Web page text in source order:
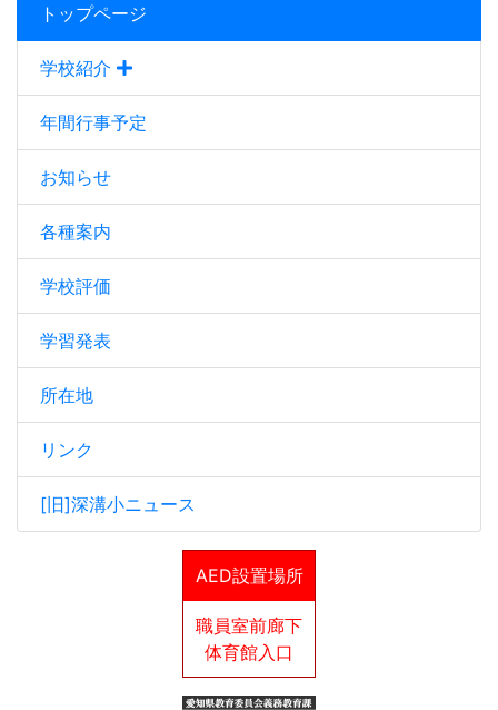
トップページ
学校紹介
年間行事予定
お知らせ
各種案内
学校評価
学習発表
所在地
リンク
[旧]深溝小ニュース
AED設置場所
職員室前廊下
体育館入口